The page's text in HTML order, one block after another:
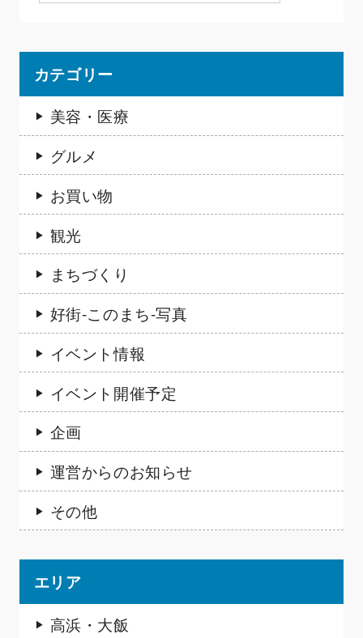
カテゴリー
美容・医療
グルメ
お買い物
観光
まちづくり
好街-このまち-写真
イベント情報
イベント開催予定
企画
運営からのお知らせ
その他
エリア
高浜・大飯